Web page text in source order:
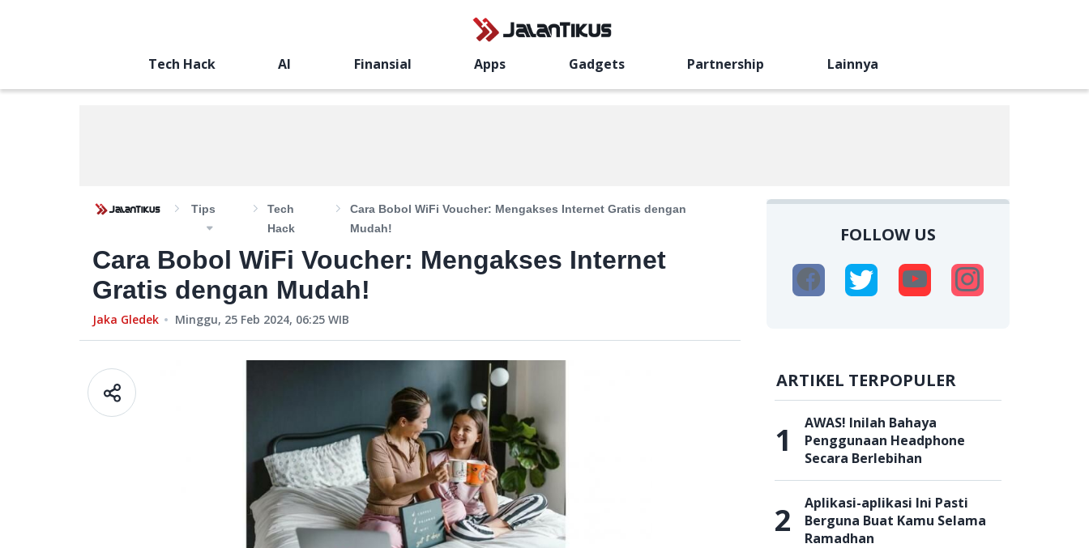
Tech Hack AI Finansial Apps Gadgets Partnership Lainnya
Tips
Tech
Hack
Cara Bobol WiFi Voucher: Mengakses Internet Gratis dengan
Mudah!
Cara Bobol WiFi Voucher: Mengakses Internet
Gratis dengan Mudah!
Jaka Gledek Minggu, 25 Feb 2024, 06:25 WIB
FOLLOW US
ARTIKEL TERPOPULER
1
AWAS! Inilah Bahaya
Penggunaan Headphone
Secara Berlebihan
2
Aplikasi-aplikasi Ini Pasti
Berguna Buat Kamu Selama
Ramadhan